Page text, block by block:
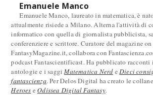
Emanuele Manco
Emanuele Manco, laureato in matematica, è
attualmente risiede a Milano. Alterna l'attività di
informatico con quella di giornalista pubblicista,
conferenziere e scrittore. Curatore del magazine
FantasyMagazine.it, collabora con
podcast Fantascientificast. Ha pubblicato
antologie e i saggiMatematica Nerd eDieci
fantascienza. Per Delos Digital ha creato le collane
Heroes eOdissea Digital Fantasy.